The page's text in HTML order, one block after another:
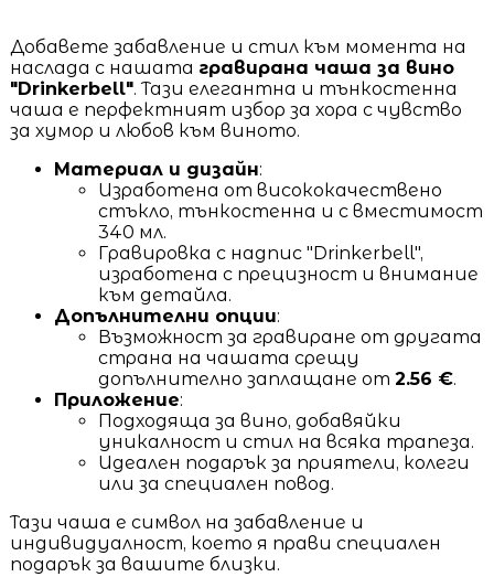
Добавете забавление и стил към момента на
наслада с нашата гравирана чаша за вино
"Drinkerbell". Тази елегантна и тънкостенна
чаша е перфектният избор за хора с чувство
за хумор и любов към виното.
Материал и дизайн:
Изработена от висококачествено
стъкло, тънкостенна и с вместимост
340 мл.
Гравировка с надпис "Drinkerbell",
изработена с прецизност и внимание
към детайла.
Допълнителни опции:
Възможност за гравиране от другата
страна на чашата срещу
допълнително заплащане от 2.56 €.
Приложение:
Подходяща за вино, добавяйки
уникалност и стил на всяка трапеза.
Идеален подарък за приятели, колеги
или за специален повод.
Тази чаша е символ на забавление и
индивидуалност, което я прави специален
подарък за вашите близки.